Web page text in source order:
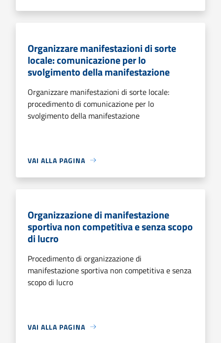
Organizzare manifestazioni di sorte
locale: comunicazione per lo
svolgimento della manifestazione
Organizzare manifestazioni di sorte locale:
procedimento di comunicazione per lo
svolgimento della manifestazione
VAI ALLA PAGINA
Organizzazione di manifestazione
sportiva non competitiva e senza scopo
di lucro
Procedimento di organizzazione di
manifestazione sportiva non competitiva e senza
scopo di lucro
VAI ALLA PAGINA